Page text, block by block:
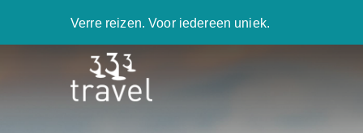
Verre reizen. Voor iedereen uniek.